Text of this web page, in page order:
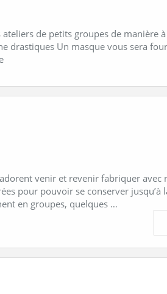
de petits groupes de manière
drastiques Un masque vous sera
venir et revenir fabriquer avec
pour pouvoir se conserver jusqu’à
en groupes, quelques …